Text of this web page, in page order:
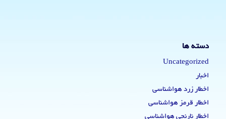
دسته ها
Uncategorized
اخبار
اخطار زرد هواشناسی
اخطار قرمز هواشناسی
اخطار نارنجی هواشناسی